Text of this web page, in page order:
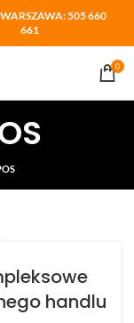
505 660
661
0
handlu